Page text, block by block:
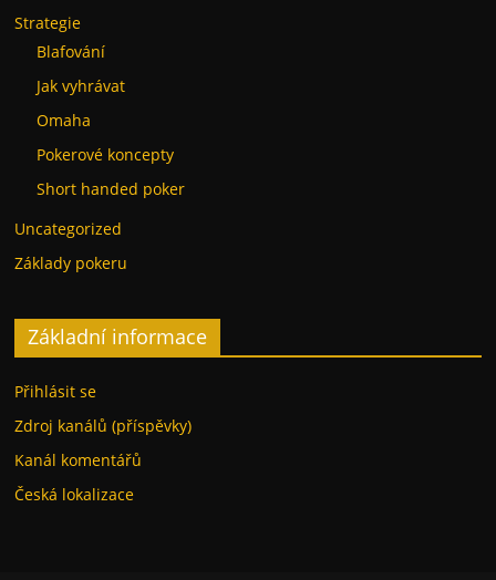
Strategie
Blafování
Jak vyhrávat
Omaha
Pokerové koncepty
Short handed poker
Uncategorized
Základy pokeru
Základní informace
Přihlásit se
Zdroj kanálů (příspěvky)
Kanál komentářů
Česká lokalizace